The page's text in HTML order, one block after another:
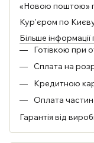
«Новою поштою»
Кур'єром по
Більше
Готівкою при
Сплата на
Кредитною
Оплата
Гарантія від